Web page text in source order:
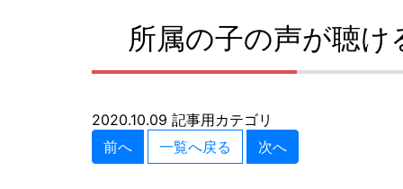
所属の子の声が聴
2020.10.09 記事用カテゴリ
前へ
一覧へ戻る 次へ